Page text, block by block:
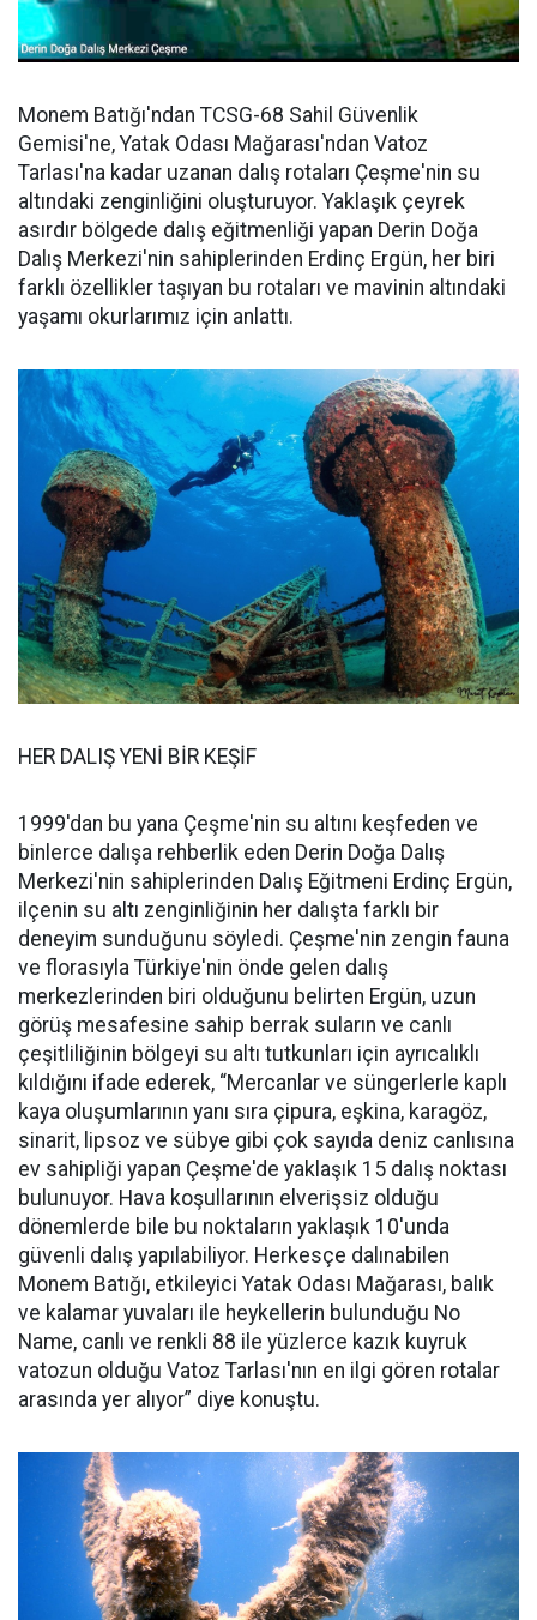
Monem Batığı'ndan TCSG-68 Sahil Güvenlik
Gemisi'ne, Yatak Odası Mağarası'ndan Vatoz
Tarlası'na kadar uzanan dalış rotaları Çeşme'nin su
altındaki zenginliğini oluşturuyor. Yaklaşık çeyrek
asırdır bölgede dalış eğitmenliği yapan Derin Doğa
Dalış Merkezi'nin sahiplerinden Erdinç Ergün, her biri
farklı özellikler taşıyan bu rotaları ve mavinin altındaki
yaşamı okurlarımız için anlattı.
HER DALIŞ YENİ BİR KEŞİF
1999'dan bu yana Çeşme'nin su altını keşfeden ve
binlerce dalışa rehberlik eden Derin Doğa Dalış
Merkezi'nin sahiplerinden Dalış Eğitmeni Erdinç Ergün,
ilçenin su altı zenginliğinin her dalışta farklı bir
deneyim sunduğunu söyledi. Çeşme'nin zengin fauna
ve florasıyla Türkiye'nin önde gelen dalış
merkezlerinden biri olduğunu belirten Ergün, uzun
görüş mesafesine sahip berrak suların ve canlı
çeşitliliğinin bölgeyi su altı tutkunları için ayrıcalıklı
kıldığını ifade ederek, “Mercanlar ve süngerlerle kaplı
kaya oluşumlarının yanı sıra çipura, eşkina, karagöz,
sinarit, lipsoz ve sübye gibi çok sayıda deniz canlısına
ev sahipliği yapan Çeşme'de yaklaşık 15 dalış noktası
bulunuyor. Hava koşullarının elverişsiz olduğu
dönemlerde bile bu noktaların yaklaşık 10'unda
güvenli dalış yapılabiliyor. Herkesçe dalınabilen
Monem Batığı, etkileyici Yatak Odası Mağarası, balık
ve kalamar yuvaları ile heykellerin bulunduğu No
Name, canlı ve renkli 88 ile yüzlerce kazık kuyruk
vatozun olduğu Vatoz Tarlası'nın en ilgi gören rotalar
arasında yer alıyor” diye konuştu.